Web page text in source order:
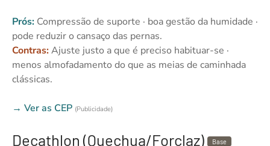
Prós: Compressão de suporte · boa gestão da humidade ·
pode reduzir o cansaço das pernas.
Contras:Ajuste justo a que é preciso habituar-se ·
menos almofadamento do que as meias de caminhada
clássicas.
→ Ver as CEP (Publicidade)
Decathlon (Quechua/Forclaz) Base